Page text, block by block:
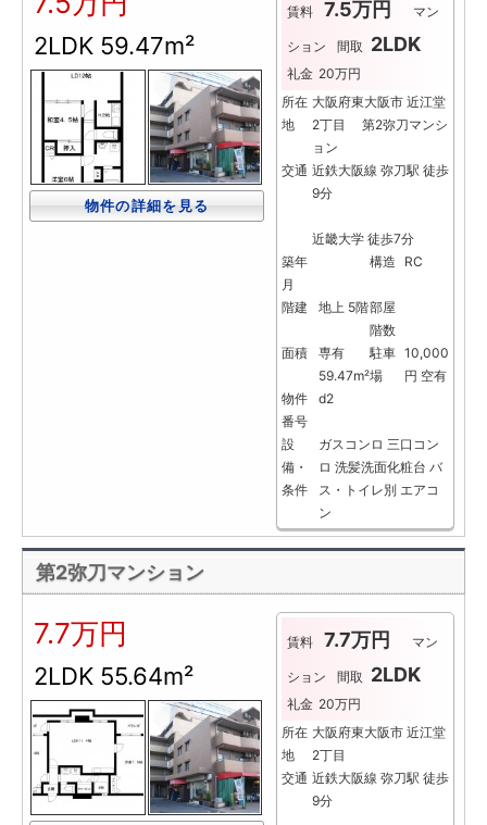
2LDK 59.47m²
物件の詳細を見る
賃料 7.5万円 マン
ション 間取 2LDK
礼金 20万円
所在
地
大阪府東大阪市 近江堂
2丁目 第2弥刀マンシ
ョン
交通 近鉄大阪線 弥刀駅 徒歩
9分
近畿大学 徒歩7分
築年
月
構造 RC
階建 地上 5階部屋
階数
面積
専有
59.47m²
駐車
場
10,000
円 空有
物件
番号
d2
設
備・
条件
ガスコンロ 三口コン
ロ 洗髪洗面化粧台 バ
ス・トイレ別 エアコ
ン
第2弥刀マンション
7.7万円
2LDK 55.64m²
賃料 7.7万円 マン
ション 間取 2LDK
礼金 20万円
所在
地
大阪府東大阪市 近江堂
2丁目
交通 近鉄大阪線 弥刀駅 徒歩
9分